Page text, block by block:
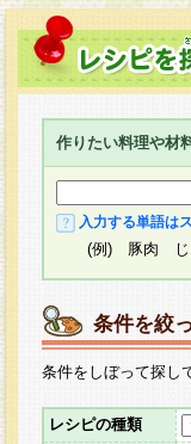
作りたい料理や材
入力する単語は
(例) 豚肉 じゃ
条件を絞
条件をしぼって探し
レシピの種類